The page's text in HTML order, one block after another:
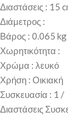
Διαστάσεις : 15
Διάμετρος :
Βάρος : 0.065 kg
Χωρητικότητα :
Χρώμα : λευκό
Χρήση : Οικιακή
Συσκευασία : 1
Διαστάσεις